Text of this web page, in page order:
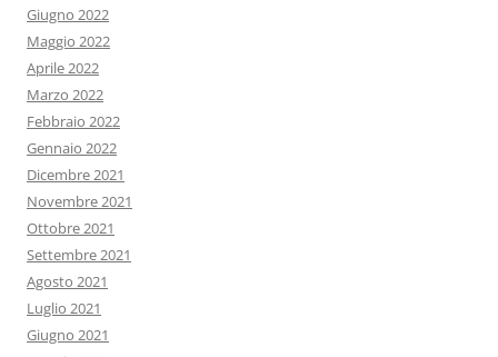
Giugno 2022
Maggio 2022
Aprile 2022
Marzo 2022
Febbraio 2022
Gennaio 2022
Dicembre 2021
Novembre 2021
Ottobre 2021
Settembre 2021
Agosto 2021
Luglio 2021
Giugno 2021